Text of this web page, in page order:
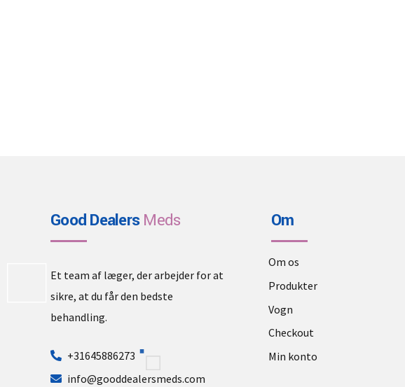
Good DealersMeds
Et team af læger, der arbejder for at
sikre, at du får den bedste
behandling.
+31645886273
info@gooddealersmeds.com
Om
Om os
Produkter
Vogn
Checkout
Min konto